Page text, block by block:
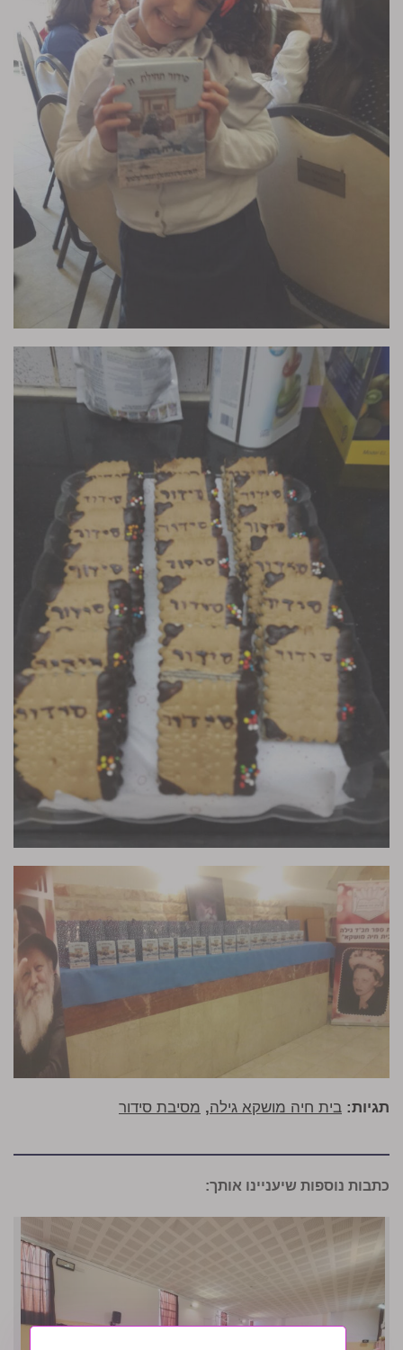
תגיות: בית חיה מושקא גילה, מסיבת סידור
כתבות נוספות שיעניינו אותך: